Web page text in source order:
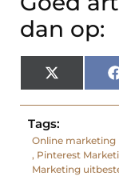
dan op:
X
(Twitter)
Tags:
Online marketing
, Pinterest
Marketing